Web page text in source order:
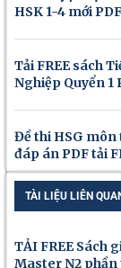
HSK 1-4 mới
Tải FREE sách
Nghiệp Quyển 1
Đề thi HSG môn
đáp án PDF tải
TÀI LIỆU LIÊN
TẢI FREE Sách
Master N2 phần